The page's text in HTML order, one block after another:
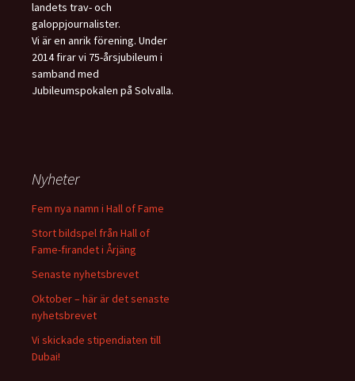
landets trav- och
galoppjournalister.
Vi är en anrik förening. Under
2014 firar vi 75-årsjubileum i
samband med
Jubileumspokalen på Solvalla.
Nyheter
Fem nya namn i Hall of Fame
Stort bildspel från Hall of
Fame-firandet i Årjäng
Senaste nyhetsbrevet
Oktober – här är det senaste
nyhetsbrevet
Vi skickade stipendiaten till
Dubai!